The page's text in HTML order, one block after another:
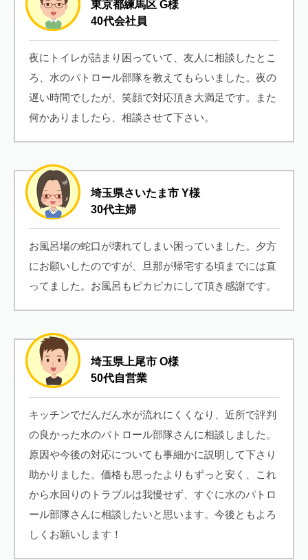
東京都練馬区 G様
40代会社員
夜にトイレが詰まり困っていて、友人に相談したとこ
ろ、水のパトロール部隊を教えてもらいました。夜の
遅い時間でしたが、笑顔で対応頂き大満足です。また
何かありましたら、相談させて下さい。
埼玉県さいたま市 Y様
30代主婦
お風呂場の蛇口が壊れてしまい困っていました。夕方
にお願いしたのですが、旦那が帰宅する頃までには直
ってました。お風呂もピカピカにして頂き感謝です。
埼玉県上尾市 O様
50代自営業
キッチンでだんだん水が流れにくくなり、近所で評判
の良かった水のパトロール部隊さんに相談しました。
原因や今後の対応についても事細かに説明して下さり
助かりました。価格も思ったよりもずっと安く、これ
から水回りのトラブルは我慢せず、すぐに水のパトロ
ール部隊さんに相談したいと思います。今後ともよろ
しくお願いします！